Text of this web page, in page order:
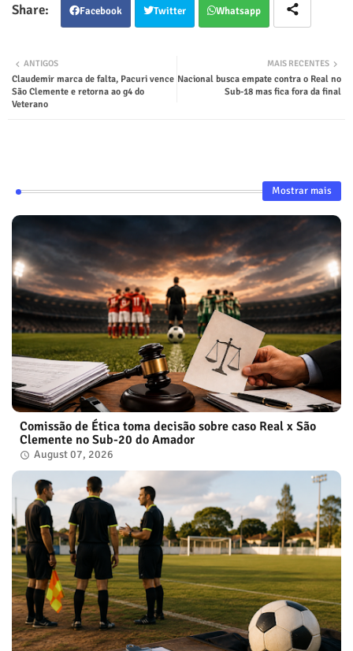
Facebook Twitter Whatsapp
MAIS RECENTES
Nacional busca empate contra o Real no
Sub-18 mas fica fora da final
ANTIGOS
Claudemir marca de falta, Pacuri vence
São Clemente e retorna ao g4 do
Veterano
Mostrar mais
Comissão de Ética toma decisão sobre caso Real x São
Clemente no Sub-20 do Amador
August 07, 2026